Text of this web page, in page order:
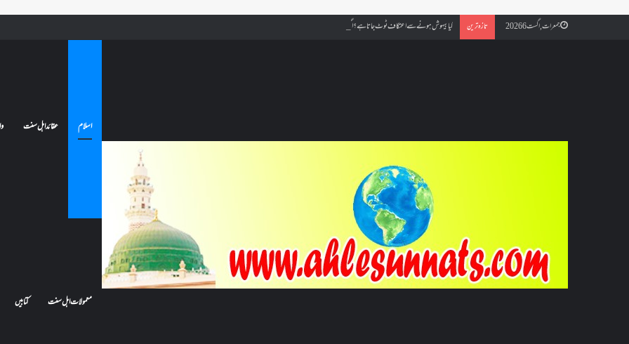
جمعرات, اگست 6 2026 تازہ ترین کیا بیہوش ہونے سے اعتکاف ٹوٹ جاتا ہے؟ اگر معتکف کو احتلام ہو جائے تو کیا اس کا اعتکاف ٹوٹ جائے گا؟فنائے مسجد کسے کہتے ہیں ، اور کیا معتکف فنائے مسجد میں جا سکتا ہے؟
اسلام عقائد اہل سنت
معمولات اہل سنت کتابیں